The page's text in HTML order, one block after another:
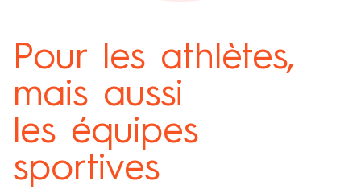
Pour les athlètes,
mais aussi
les équipes
sportives